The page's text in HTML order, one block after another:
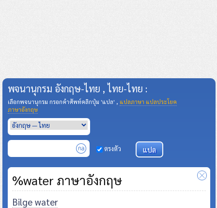
พจนานุกรม อังกฤษ-ไทย , ไทย-ไทย :
เลือกพจนานุกรม กรอกคำศัพท์คลิกปุ่ม 'แปล' , แปลภาษา แปลประโยค
ภาษาอังกฤษ
ตรงตัว
%water ภาษาอังกฤษ
Bilge water